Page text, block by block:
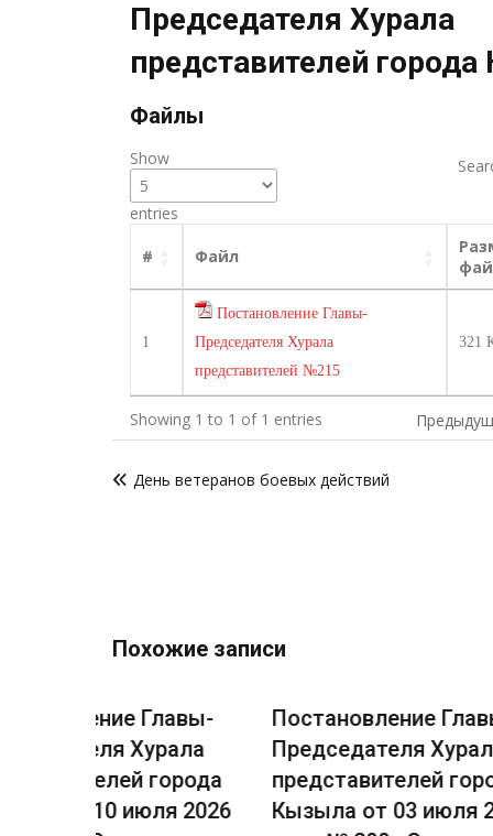
Председателя Хурала
представителей
Файлы
Show
entries
# Файл
1
Постановление Главы-
Председателя Хурала
представителей №215
321
Showing 1 to 1 of 1 entries
поДень ветеранов боевых действий
Похожие записи
Постановление Главы-
Председателя Хурала
представителей города
Кызыла от 03 июля 2026